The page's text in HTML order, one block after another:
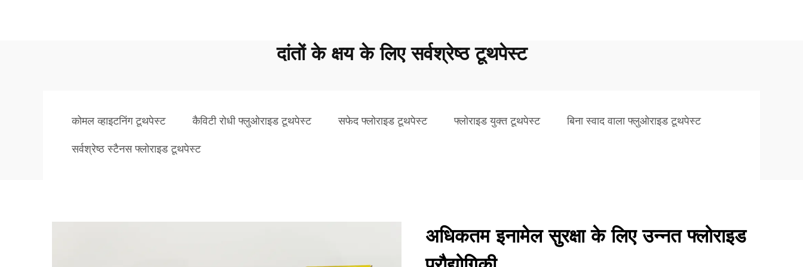
दांतों के क्षय के लिए सर्वश्रेष्ठ टूथपेस्ट
कोमल व्हाइटनिंग टूथपेस्ट कैविटी रोधी फ्लुओराइड टूथपेस्ट सफेद फ्लोराइड टूथपेस्ट फ्लोराइड युक्त टूथपेस्ट
बिना स्वाद वाला फ्लुओराइड टूथपेस्ट
सर्वश्रेष्ठ स्टैनस फ्लोराइड टूथपेस्ट
अधिकतम इनामेल सुरक्षा के लिए उन्नत फ्लोराइड